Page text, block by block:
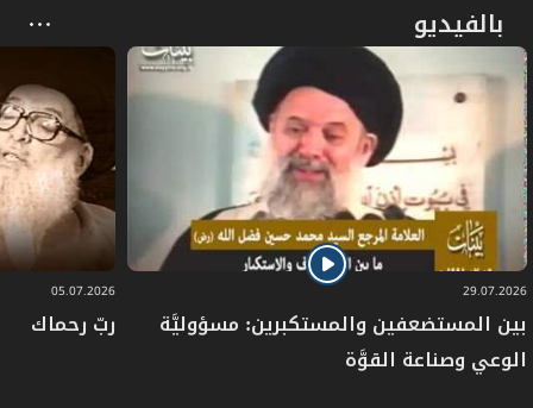
بالفيديو
29.07.2026
بين المستضعفين والمستكبرين: مسؤوليَّة
الوعي وصناعة القوَّة
05.07.2026
ربّ رحماك